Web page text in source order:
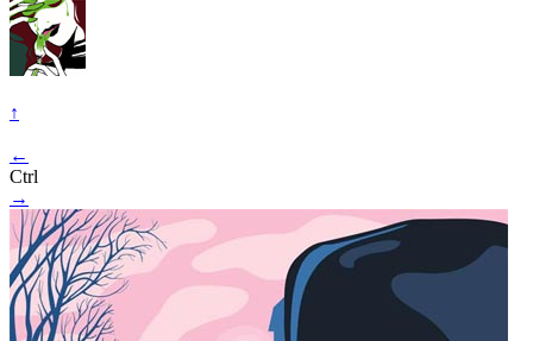
↑
←
Ctrl
→